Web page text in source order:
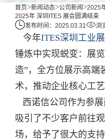
首页 新闻动态 公司新闻
2025
2025年 深圳ITES 展会圆满结束
发布时间：2025.03.31
浏
今年ITES深圳工业
锤炼中实现蜕变：展
造”，全方位展示高端
术，推动企业核心工
西诺信公司作为参
吸引了不少客户前往
场，给予了很大的支